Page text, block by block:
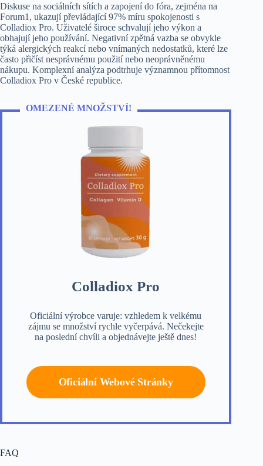
Diskuse na sociálních sítích a zapojení do fóra, zejména na
Forum1, ukazují převládající 97% míru spokojenosti s
Colladiox Pro. Uživatelé široce schvalují jeho výkon a
obhajují jeho používání. Negativní zpětná vazba se obvykle
týká alergických reakcí nebo vnímaných nedostatků, které lze
často přičíst nesprávnému použití nebo neoprávněnému
nákupu. Komplexní analýza podtrhuje významnou přítomnost
Colladiox Pro v České republice.
OMEZENÉ MNOŽSTVÍ!
Colladiox Pro
Oficiální výrobce varuje: vzhledem k velkému
zájmu se množství rychle vyčerpává. Nečekejte
na poslední chvíli a objednávejte ještě dnes!
Oficiální Webové Stránky
FAQ